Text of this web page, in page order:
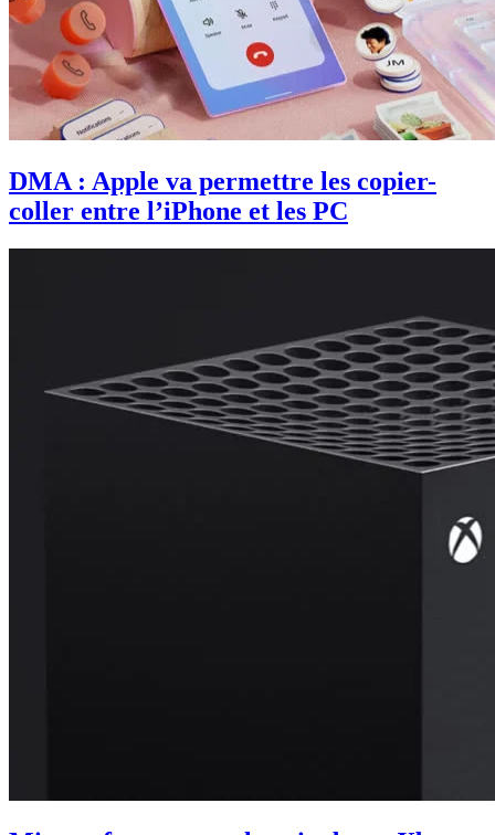
DMA : Apple va permettre les copier-
coller entre l’iPhone et les PC